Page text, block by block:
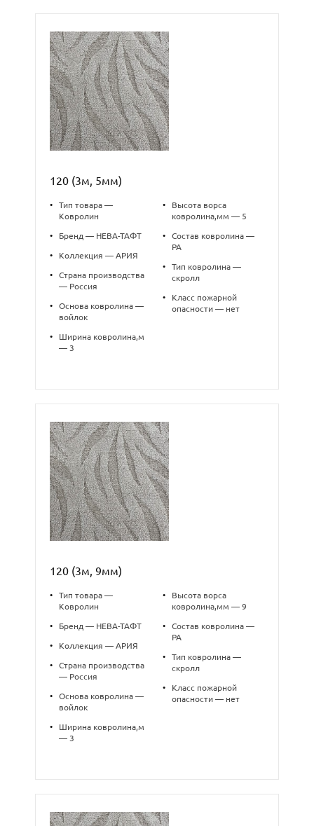
120 (3м, 5мм)
•
Тип товара —
Ковролин
• Бренд — НЕВА-ТАФТ
• Коллекция — АРИЯ
•
Страна производства
— Россия
•
Основа ковролина —
войлок
•
Ширина ковролина,м
— 3
•
Высота ворса
ковролина,мм — 5
•
Состав ковролина —
PA
•
Тип ковролина —
скролл
•
Класс пожарной
опасности — нет
120 (3м, 9мм)
•
Тип товара —
Ковролин
• Бренд — НЕВА-ТАФТ
• Коллекция — АРИЯ
•
Страна производства
— Россия
•
Основа ковролина —
войлок
•
Ширина ковролина,м
— 3
•
Высота ворса
ковролина,мм — 9
•
Состав ковролина —
PA
•
Тип ковролина —
скролл
•
Класс пожарной
опасности — нет